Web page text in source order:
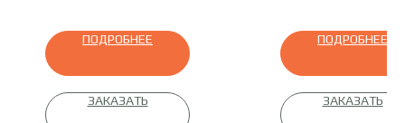
ПОДРОБНЕЕ
ЗАКАЗАТЬ
ПОДРОБНЕЕ
ЗАКАЗАТЬ